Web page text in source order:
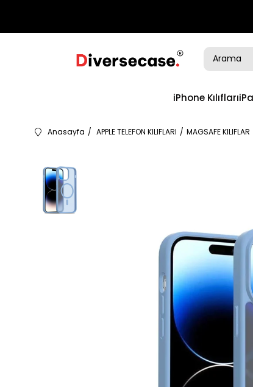
iPhone Kılıfları
Anasayfa APPLE TELEFON KILIFLARI MAGSAFE KILIFLAR